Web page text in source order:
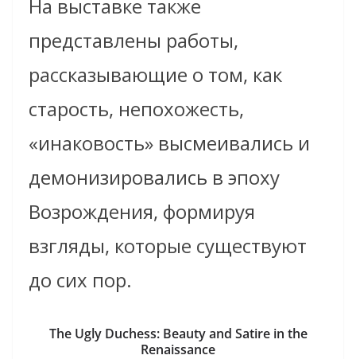
На выставке также
представлены работы,
рассказывающие о том, как
старость, непохожесть,
«инаковость» высмеивались и
демонизировались в эпоху
Возрождения, формируя
взгляды, которые существуют
до сих пор.
The Ugly Duchess: Beauty and Satire in the
Renaissance